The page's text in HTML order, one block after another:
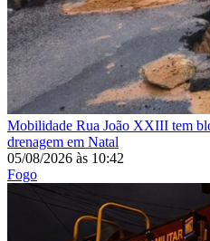
Mobilidade Rua João XXIII tem
drenagem em Natal
05/08/2026 às 10:42
Fogo